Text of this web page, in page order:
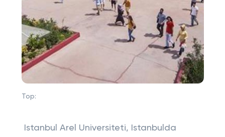
Top:
Istanbul Arel Universiteti, Istanbulda